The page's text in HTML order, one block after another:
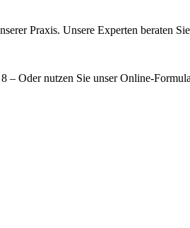
Praxis. Unsere Experten beraten
– Oder nutzen Sie unser Online-